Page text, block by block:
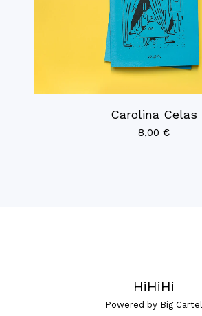
Carolina Celas
8,00 €
HiHiHi
Powered by Big Cartel